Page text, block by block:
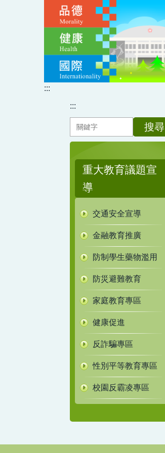
:::
:::
搜尋
重大教育議題宣
導
交通安全宣導
金融教育推廣
防制學生藥物濫用
防災避難教育
家庭教育專區
健康促進
反詐騙專區
性別平等教育專區
校園反霸凌專區